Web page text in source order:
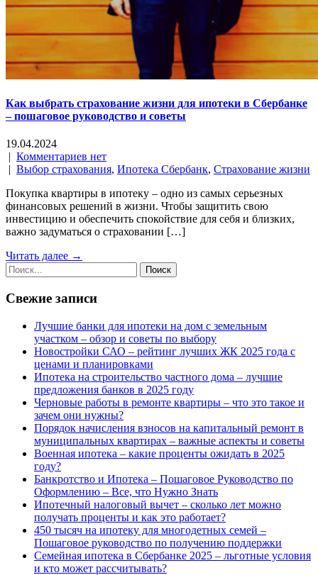
Как выбрать страхование жизни для ипотеки в Сбербанке
– пошаговое руководство и советы
19.04.2024
| Комментариев нет
| Выбор страхования, Ипотека Сбербанк, Страхование жизни
Покупка квартиры в ипотеку – одно из самых серьезных
финансовых решений в жизни. Чтобы защитить свою
инвестицию и обеспечить спокойствие для себя и близких,
важно задуматься о страховании […]
Читать далее →
Свежие записи
Лучшие банки для ипотеки на дом с земельным
участком – обзор и советы по выбору
Новостройки САО – рейтинг лучших ЖК 2025 года с
ценами и планировками
Ипотека на строительство частного дома – лучшие
предложения банков в 2025 году
Черновые работы в ремонте квартиры – что это такое и
зачем они нужны?
Порядок начисления взносов на капитальный ремонт в
муниципальных квартирах – важные аспекты и советы
Военная ипотека – какие проценты ожидать в 2025
году?
Банкротство и Ипотека – Пошаговое Руководство по
Оформлению – Все, что Нужно Знать
Ипотечный налоговый вычет – сколько лет можно
получать проценты и как это работает?
450 тысяч на ипотеку для многодетных семей –
Пошаговое руководство по получению поддержки
Семейная ипотека в Сбербанке 2025 – льготные условия
и кто может рассчитывать?